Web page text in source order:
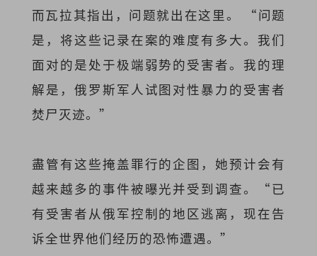
而瓦拉其指出，问题就出在这里。 “问题
是，将这些记录在案的难度有多大。我们
面对的是处于极端弱势的受害者。我的理
解是，俄罗斯军人试图对性暴力的受害者
焚尸灭迹。”
盡管有这些掩盖罪行的企图，她预计会有
越来越多的事件被曝光并受到调查。“已
有受害者从俄军控制的地区逃离，现在告
诉全世界他们经历的恐怖遭遇。”